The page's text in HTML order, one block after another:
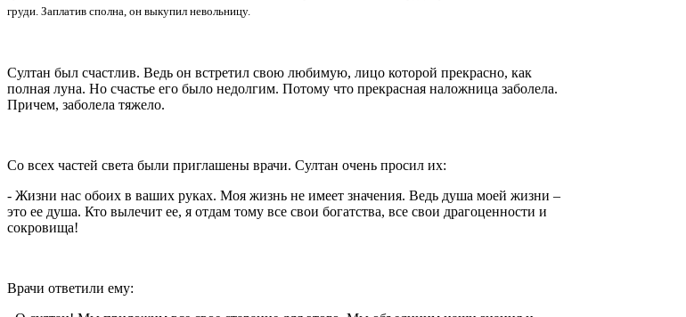
груди. Заплатив сполна, он выкупил невольницу.
Султан был счастлив. Ведь он встретил свою любимую, лицо которой прекрасно, как
полная луна. Но счастье его было недолгим. Потому что прекрасная наложница заболела.
Причем, заболела тяжело.
Со всех частей света были приглашены врачи. Султан очень просил их:
- Жизни нас обоих в ваших руках. Моя жизнь не имеет значения. Ведь душа моей жизни –
это ее душа. Кто вылечит ее, я отдам тому все свои богатства, все свои драгоценности и
сокровища!
Врачи ответили ему: